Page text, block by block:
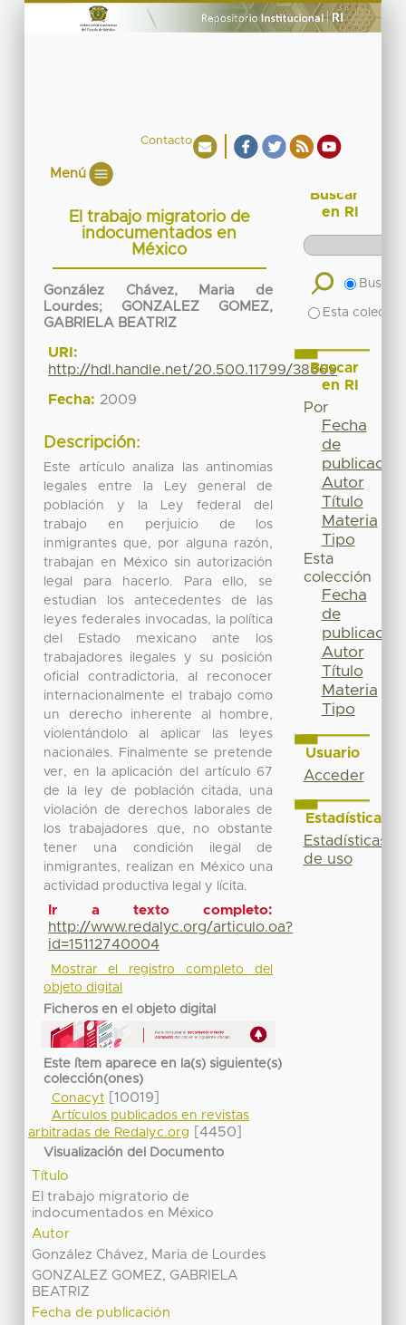
Contacto
Menú
El trabajo migratorio de
indocumentados en
México
González Chávez, Maria de
Lourdes; GONZALEZ GOMEZ,
GABRIELA BEATRIZ
URI:
http://hdl.handle.net/20.500.11799/38669
Fecha: 2009
Descripción:
Este artículo analiza las antinomias
legales entre la Ley general de
población y la Ley federal del
trabajo en perjuicio de los
inmigrantes que, por alguna razón,
trabajan en México sin autorización
legal para hacerlo. Para ello, se
estudian los antecedentes de las
leyes federales invocadas, la política
del Estado mexicano ante los
trabajadores ilegales y su posición
oficial contradictoria, al reconocer
internacionalmente el trabajo como
un derecho inherente al hombre,
violentándolo al aplicar las leyes
nacionales. Finalmente se pretende
ver, en la aplicación del artículo 67
de la ley de población citada, una
violación de derechos laborales de
los trabajadores que, no obstante
tener una condición ilegal de
inmigrantes, realizan en México una
actividad productiva legal y lícita.
Ir a texto completo:
http://www.redalyc.org/articulo.oa?
id=15112740004
Mostrar el registro completo del
objeto digital
Ficheros en el objeto digital
Este ítem aparece en la(s) siguiente(s)
colección(ones)
Conacyt[10019]
Artículos publicados en revistas
arbitradas de Redalyc.org
[4450]
Visualización del Documento
Título
El trabajo migratorio de
indocumentados en México
Autor
González Chávez, Maria de Lourdes
GONZALEZ GOMEZ, GABRIELA
BEATRIZ
Fecha de publicación
Buscar
en RI
Buscar
Esta
Buscar
en RI
Por
Fecha
de
publicación
Autor
Título
Materia
Tipo
Esta
colección
Fecha
de
publicación
Autor
Título
Materia
Tipo
Usuario
Acceder
Estadísticas
Estadísticas
de uso